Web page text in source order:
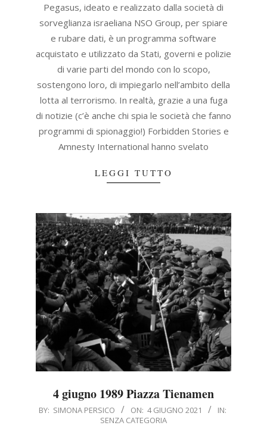
Pegasus, ideato e realizzato dalla società di
sorveglianza israeliana NSO Group, per spiare
e rubare dati, è un programma software
acquistato e utilizzato da Stati, governi e polizie
di varie parti del mondo con lo scopo,
sostengono loro, di impiegarlo nell’ambito della
lotta al terrorismo. In realtà, grazie a una fuga
di notizie (c’è anche chi spia le società che fanno
programmi di spionaggio!) Forbidden Stories e
Amnesty International hanno svelato
LEGGI TUTTO
4 giugno 1989 Piazza Tienamen
2021-
BY: SIMONA PERSICO ON: 4 GIUGNO 2021
IN:
SENZA CATEGORIA